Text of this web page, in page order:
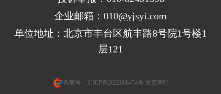
企业邮箱：010@yjsyi.com
单位地址：北京市丰台区航丰路8号院1号楼1
层121
备案号： 京ICP备2022008454号 免责声明